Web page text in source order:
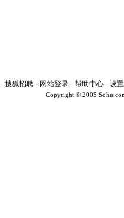
- 搜狐招聘 - 网站登录 - 帮助中心 - 设
Copyright © 2005